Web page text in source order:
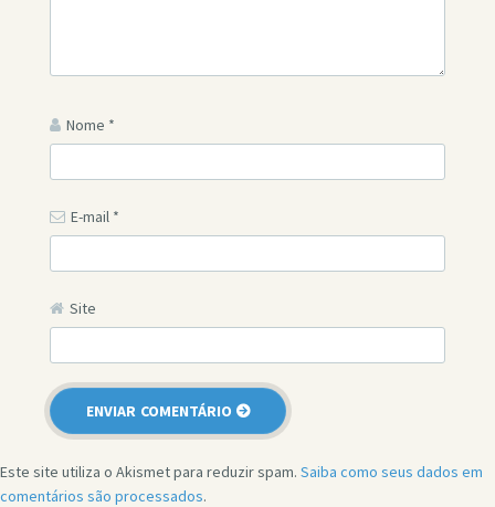
Nome *
E-mail *
Site
Este site utiliza o Akismet para reduzir spam. Saiba como seus dados em
comentários são processados.